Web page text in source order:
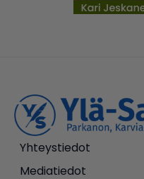
Yhteystiedot
Mediatiedot